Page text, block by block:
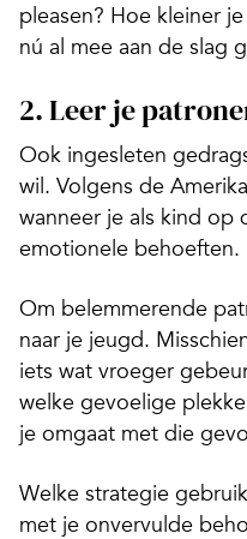
pleasen? Hoe kleiner
nú al mee aan de slag
2. Leer je
Ook ingesleten
wil. Volgens de
wanneer je als kind op
emotionele behoeften.
Om belemmerende
naar je jeugd.
iets wat vroeger
welke gevoelige
je omgaat met die
Welke strategie
met je onvervulde